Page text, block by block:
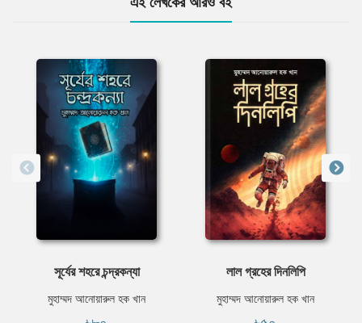
সূর্যের শহরে চন্দ্রকন্যা
মুহাম্মদ আনোয়ারুল হক খান
লাল গ্রহের দিনলিপি
মুহাম্মদ আনোয়ারুল হক খান